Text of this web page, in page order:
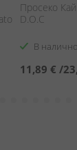
Просеко
D.O.C
В
11,89 € /